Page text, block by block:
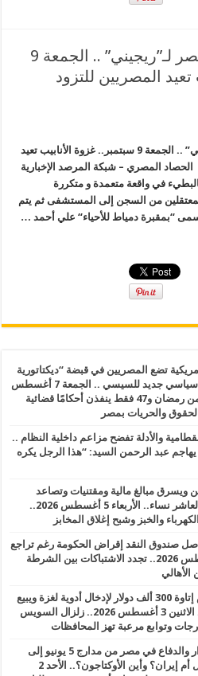
إيطاليا تفضح تعذيب مصر لـ”ريجيني” .. الجمعة 9
تعيد المصريين للتزود
إيطاليا تفضح تعذيب مصر لـ”ريجيني” .. الجمعة 9 سبتمبر.. غزوة الأنابيب تعيد
المصري – شبكة المرصد الإخبارية
في واقعة متعمدة و متكررة
من السجن إلى المستشفى ثم يتم
“بمقبرة دمياط للأحياء“ علي أحمد …
تضع المصريين في قبضة “ديكتاتورية
عسكرية” عبد الرحمن السيد صداع سياسي جديد للسيسي .. الجمعة 7 أغسطس
2026.. 1090 معتقلة بسجن العاشر من رمضان و47 فقط ينفذن أحكامًا قضائية
والحريات بمصر
بالقطامية والأدلة تفضح مزاعم داخلية النظام ..
2026.. ترامب يهاجم عبد الرحمن السيد: “هذا الرجل يكره
ويسرق مبالغ مالية ومقتنيات وتصاعد
الانتهاكات ضد المعتقلات في سجن العاشر نساء.. الأربعاء 5 أغسطس 2026..
والخبز وشبح إغلاق المخابز
صندوق النقد إقراض الحكومة رغم تراجع
مؤشرات الاقتصاد؟.. الثلاثاء 4 أغسطس 2026.. تجدد الاشتباكات بين الشرطة
“تجارة بالدم والألم”العرجاني يفرض إتاوة 300 ألف دولار لإدخال أدوية لغزة ويبيع
الوقود بأضعاف سعره في إسرائيل.. الاثنين 3 أغسطس 2026.. زلزال السويس
المسيّرة تعيد فتح ملف الرصد والإنذار والدفاع في مصر من مدارج 5 يونيو إلى
ميناء دمياط ومن المستفيد؟ إسرائيل أم إيران؟ وأين الأوكتاجون؟.. الأحد 2